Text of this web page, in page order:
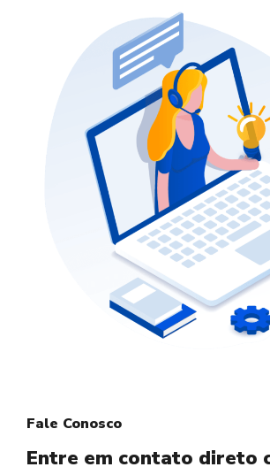
Fale Conosco
Entre em contato direto